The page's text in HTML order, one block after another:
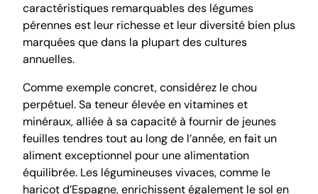
caractéristiques remarquables des légumes
pérennes est leur richesse et leur diversité bien plus
marquées que dans la plupart des cultures
annuelles.
Comme exemple concret, considérez le chou
perpétuel. Sa teneur élevée en vitamines et
minéraux, alliée à sa capacité à fournir de jeunes
feuilles tendres tout au long de l’année, en fait un
aliment exceptionnel pour une alimentation
équilibrée. Les légumineuses vivaces, comme le
haricot d’Espagne, enrichissent également le sol en